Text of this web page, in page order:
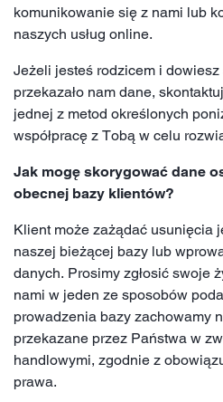
komunikowanie się z nami lub
naszych usług online.
Jeżeli jesteś rodzicem i
przekazało nam dane,
jednej z metod określonych
współpracę z Tobą w celu
Jak mogę skorygować dane
obecnej bazy klientów?
Klient może zażądać usunięcia
naszej bieżącej bazy lub
danych. Prosimy zgłosić swoje
nami w jeden ze sposobów
prowadzenia bazy zachowamy
przekazane przez Państwa w
handlowymi, zgodnie z
prawa.